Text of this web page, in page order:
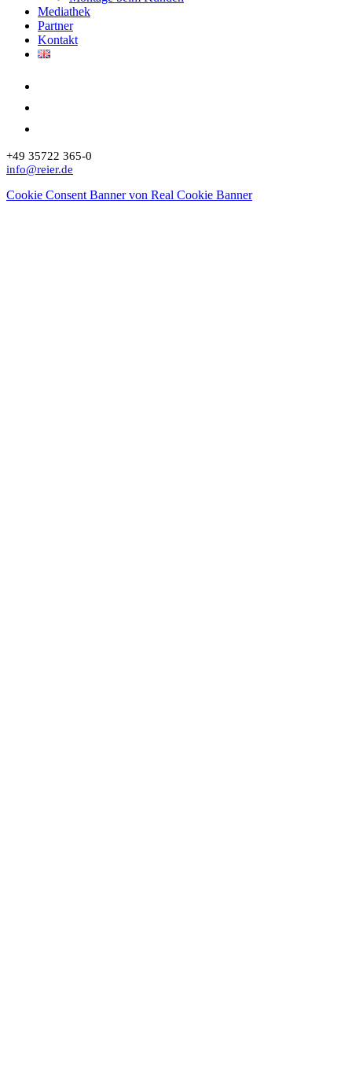
Mediathek
Partner
Kontakt
+49 35722 365-0
info@reier.de
Cookie Consent Banner von Real Cookie Banner